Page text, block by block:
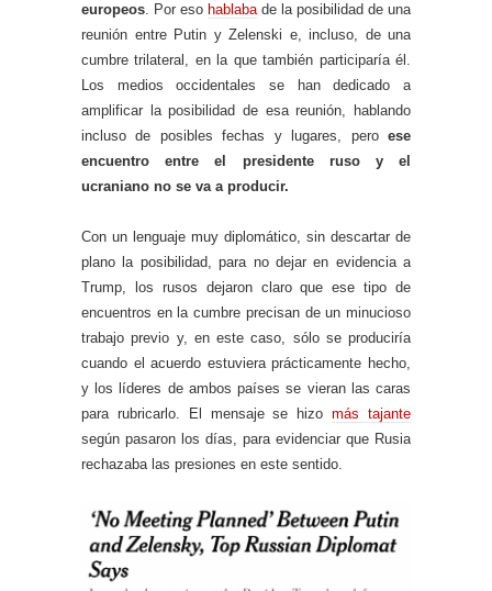
europeos. Por eso hablabade la posibilidad de una
reunión entre Putin y Zelenski e, incluso, de una
cumbre trilateral, en la que también participaría él.
Los medios occidentales se han dedicado a
amplificar la posibilidad de esa reunión, hablando
incluso de posibles fechas y lugares, pero ese
encuentro entre el presidente ruso y el
ucraniano no se va a producir.
Con un lenguaje muy diplomático, sin descartar de
plano la posibilidad, para no dejar en evidencia a
Trump, los rusos dejaron claro que ese tipo de
encuentros en la cumbre precisan de un minucioso
trabajo previo y, en este caso, sólo se produciría
cuando el acuerdo estuviera prácticamente hecho,
y los líderes de ambos países se vieran las caras
para rubricarlo. El mensaje se hizomás tajante
según pasaron los días, para evidenciar que Rusia
rechazaba las presiones en este sentido.